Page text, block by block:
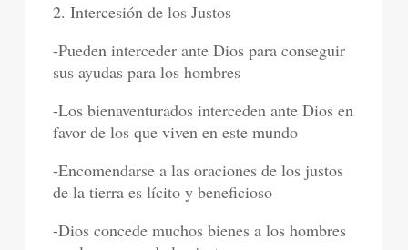
2. Intercesión de los Justos
-Pueden interceder ante Dios para conseguir
sus ayudas para los hombres
-Los bienaventurados interceden ante Dios en
favor de los que viven en este mundo
-Encomendarse a las oraciones de los justos
de la tierra es lícito y beneficioso
-Dios concede muchos bienes a los hombres